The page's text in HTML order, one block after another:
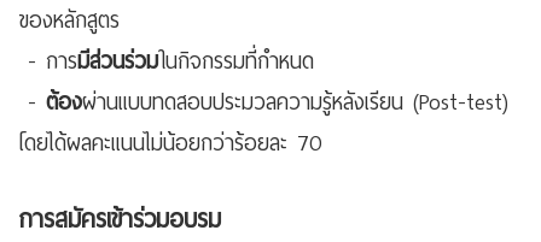
ของหลักสูตร
- การมีส่วนร่วมในกิจกรรมที่กำหนด
- ต้องผ่านแบบทดสอบประมวลความรู้หลังเรียน (Post-test)
โดยได้ผลคะแนนไม่น้อยกว่าร้อยละ 70
การสมัครเข้าร่วมอบรม